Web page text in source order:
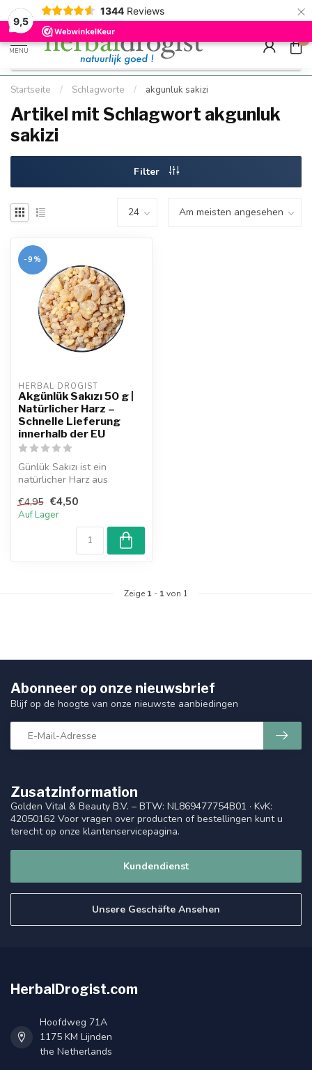
9,5
1344 Reviews ×
Kostenloser DE-Versand ab Mindestbestellwert |
Schnell geliefert
Minimum
Hızlı
MENU
0
Startseite / Schlagworte / akgunluk sakizi
Artikel mit Schlagwort akgunluk
sakizi
Filter
-9%
HERBAL DROGIST
Akgünlük Sakızı 50 g |
Natürlicher Harz –
Schnelle Lieferung
innerhalb der EU
Günlük Sakızı ist ein
natürlicher Harz aus
Traditionell ...
€4,95 €4,50
Auf Lager
Zeige 1 - 1von 1
Zusatzinformation
Golden Vital & Beauty B.V. – BTW: NL869477754B01 · KvK:
42050162 Voor vragen over producten of bestellingen kunt u
terecht op onze klantenservicepagina.
Kundendienst
Unsere Geschäfte Ansehen
Abonneer op onze nieuwsbrief
Blijf op de hoogte van onze nieuwste aanbiedingen
HerbalDrogist.com
Hoofdweg 71A
1175 KM Lijnden
the Netherlands